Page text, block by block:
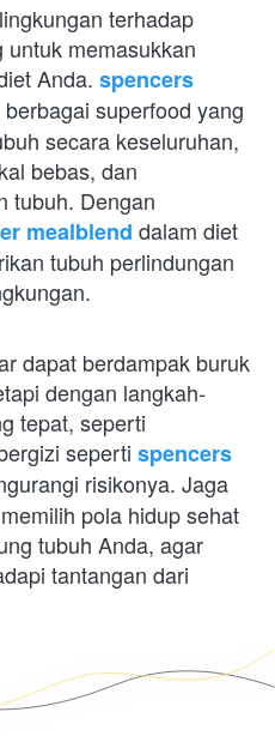
terhadap
memasukkan
Anda. spencers
superfood yang
secara keseluruhan,
bebas, dan
tubuh. Dengan
mealblend dalam diet
tubuh perlindungan
dapat berdampak buruk
dengan langkah-
tepat, seperti
seperti spencers
risikonya. Jaga
pola hidup sehat
tubuh Anda, agar
tantangan dari